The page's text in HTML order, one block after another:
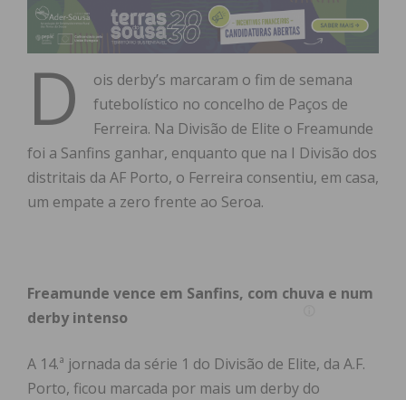
D
ois derby’s marcaram o fim de semana
futebolístico no concelho de Paços de
Ferreira. Na Divisão de Elite o Freamunde
foi a Sanfins ganhar, enquanto que na I Divisão dos
distritais da AF Porto, o Ferreira consentiu, em casa,
um empate a zero frente ao Seroa.
Freamunde vence em Sanfins, com chuva e num
derby intenso
A 14.ª jornada da série 1 do Divisão de Elite, da A.F.
Porto, ficou marcada por mais um derby do